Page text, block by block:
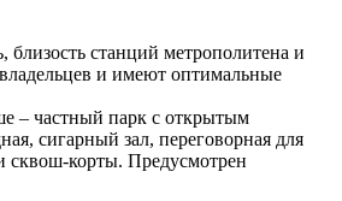
станций метрополитена и
и имеют оптимальные
– частный парк с открытым
сигарный зал, переговорная для
сквош-корты. Предусмотрен